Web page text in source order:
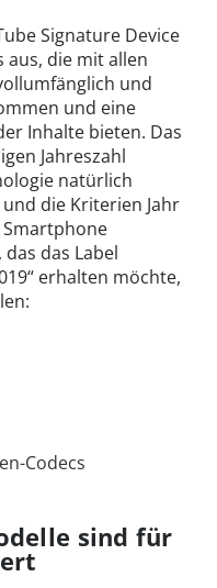
Signature Device
aus, die mit allen
und
und eine
Inhalte bieten. Das
Jahreszahl
natürlich
die Kriterien Jahr
das Label
erhalten möchte,
Codecs
sind für